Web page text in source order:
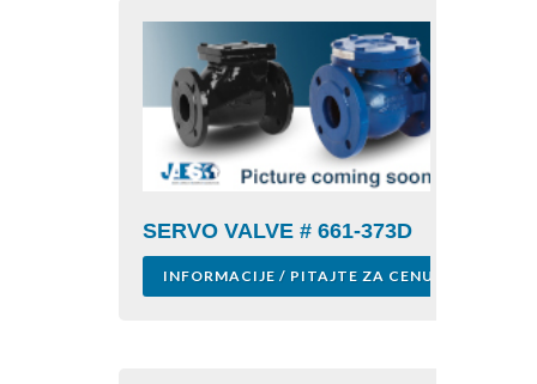
SERVO VALVE # 661-373D
INFORMACIJE / PITAJTE ZA CENU